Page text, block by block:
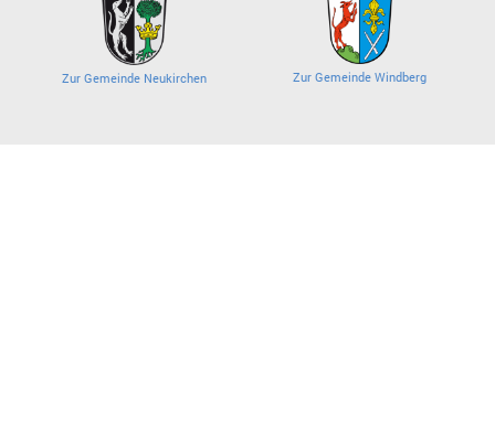
Zur Gemeinde Neukirchen Zur Gemeinde Windberg